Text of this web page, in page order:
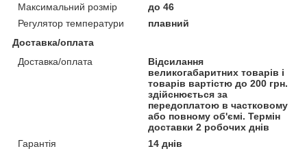
Максимальний розмір
до 46
Регулятор температури
плавний
Доставка/оплата
Доставка/оплата
Відсилання
великогабаритних товарів і
товарів вартістю до 200 грн.
здійснюється за
передоплатою в частковому
або повному об'ємі. Термін
доставки 2 робочих днів
Гарантія
14 днів